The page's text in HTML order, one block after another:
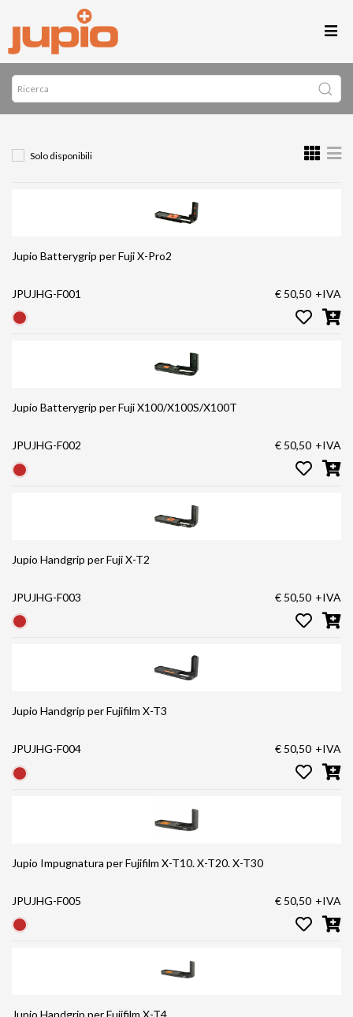
Solo disponibili
Jupio Batterygrip per Fuji X-Pro2
JPUJHG-F001 € 50,50 +IVA
Jupio Batterygrip per Fuji X100/X100S/X100T
JPUJHG-F002 € 50,50 +IVA
Jupio Handgrip per Fuji X-T2
JPUJHG-F003 € 50,50 +IVA
Jupio Handgrip per Fujifilm X-T3
JPUJHG-F004 € 50,50 +IVA
Jupio Impugnatura per Fujifilm X-T10. X-T20. X-T30
JPUJHG-F005 € 50,50 +IVA